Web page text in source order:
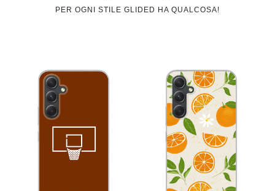
PER OGNI STILE GLIDED HA QUALCOSA!